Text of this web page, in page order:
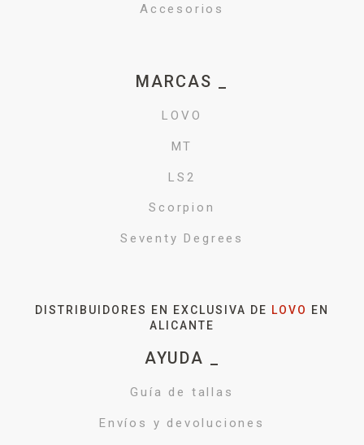
Accesorios
MARCAS _
LOVO
MT
LS2
Scorpion
Seventy Degrees
DISTRIBUIDORES EN EXCLUSIVA DE LOVO
EN
ALICANTE
AYUDA _
Guía de tallas
Envíos y devoluciones